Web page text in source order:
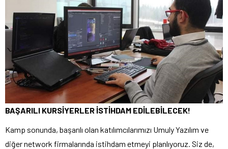
BAŞARILI KURSİYERLER İSTİHDAM EDİLEBİLECEK!
Kamp sonunda, başarılı olan katılımcılarımızı Umuly Yazılım ve
diğer network firmalarında istihdam etmeyi planlıyoruz. Siz de,